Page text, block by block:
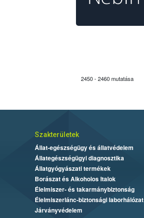
2450 - 2460 mutatása
Szakterületek
Állat-egészségügy és állatvédelem
Állategészségügyi diagnosztika
Állatgyógyászati termékek
Borászat és Alkoholos Italok
Élelmiszer- és takarmánybiztonság
Élelmiszerlánc-biztonsági laborhálózat
Járványvédelem